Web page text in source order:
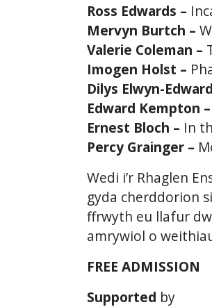
Ross Edwards –
Mervyn Burtch –
Valerie Coleman –
Imogen Holst –
Dilys Elwyn-
Edward Kempton –
Ernest Bloch – In
Percy Grainger –
Wedi i’r Rhaglen
gyda cherddorion
ffrwyth eu llafur
amrywiol o
FREE ADMISSION
Supported by